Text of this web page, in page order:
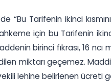
Tarifenin ikinci
için bu Tarifenin
birinci fıkrası, 16
miktarı geçemez.
lehine belirlenen